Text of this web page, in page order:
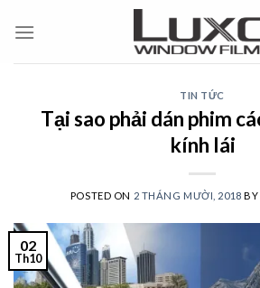
TIN TỨC
Tại sao phải dán phim
kính lái
POSTED ON 2 THÁNG MƯỜI, 2018 BY
02
Th10